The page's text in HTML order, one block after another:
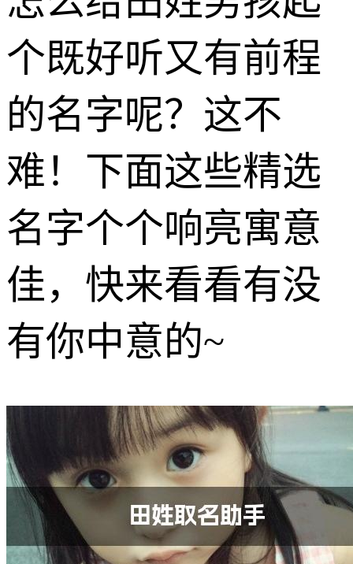
个既好听又有前程
的名字呢？这不
难！下面这些精选
名字个个响亮寓意
佳，快来看看有没
有你中意的~